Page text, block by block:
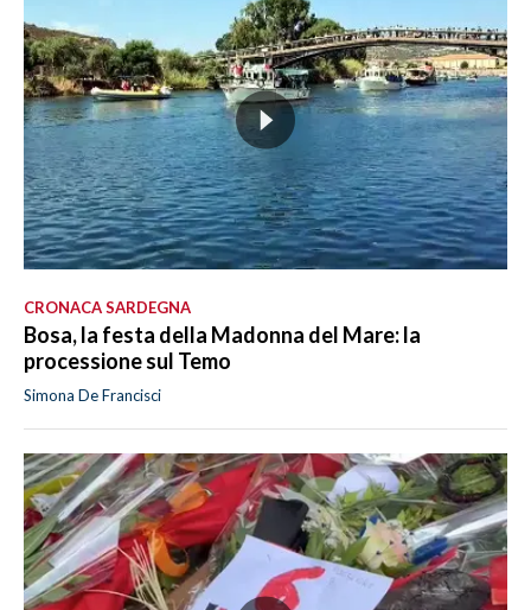
CRONACA SARDEGNA
Bosa, la festa della Madonna del Mare: la
processione sul Temo
Simona De Francisci